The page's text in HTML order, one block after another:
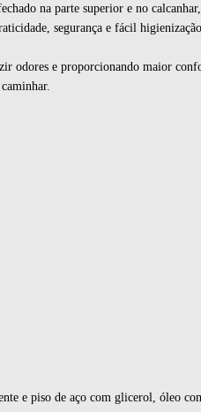
na parte superior e no
segurança e fácil higienização.
odores e proporcionando maior
e piso de aço com glicerol, óleo